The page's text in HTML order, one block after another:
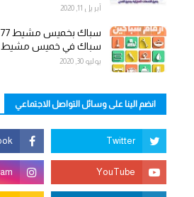
أبريل 11, 2020
سباك في خميس مشيط
يوليو 30, 2020
انضم الينا على وسائل التواصل الاجتماعي